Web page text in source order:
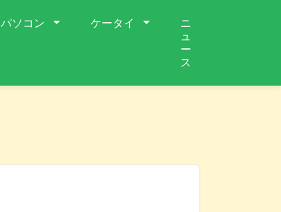
パソコン ケータイ
ニ
ュ
ー
ス